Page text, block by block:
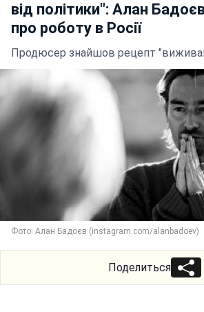
від політики": Алан
про роботу в Росії
Продюсер знайшов рецепт
Фото: Алан Бадоєв (instagram.com/alanbadoev)
Поделиться